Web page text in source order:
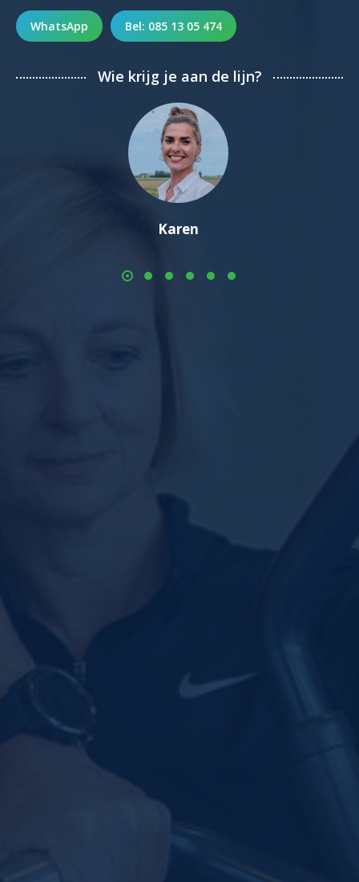
WhatsApp Bel: 085 13 05 474
Wie krijg je aan de lijn?
Karen